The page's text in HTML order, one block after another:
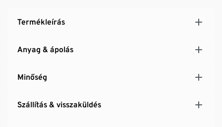
– csökkentheti a fáradt láb érzést
Termékleírás
Anyag & ápolás
Minőség
Szállítás & visszaküldés